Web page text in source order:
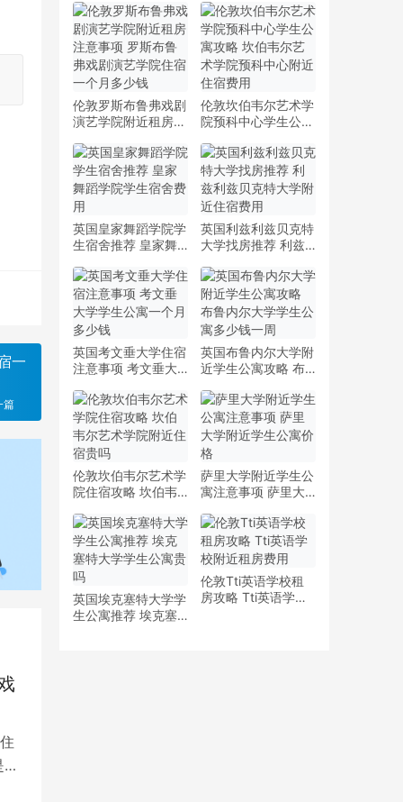
一
篇
伦敦罗斯布鲁弗戏剧
演艺学院附近租房注
戏剧演艺学院住宿一
个月多少钱
伦敦坎伯韦尔艺术学
院预科中心学生公寓
学院预科中心附近住
宿费用
英国皇家舞蹈学院学
生宿舍推荐 皇家舞
英国利兹利兹贝克特
大学找房推荐 利兹
住宿费用
英国考文垂大学住宿
注意事项 考文垂大
少钱
英国布鲁内尔大学附
近学生公寓攻略 布
多少钱一周
伦敦坎伯韦尔艺术学
院住宿攻略 坎伯韦
贵吗
萨里大学附近学生公
寓注意事项 萨里大
英国埃克塞特大学学
生公寓推荐 埃克塞
伦敦Tti英语学校租
房攻略 Tti英语学校